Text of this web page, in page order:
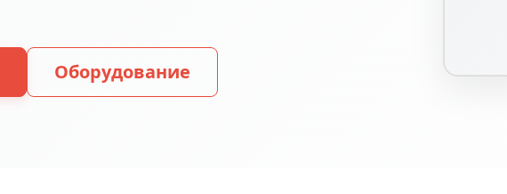
Оборудование